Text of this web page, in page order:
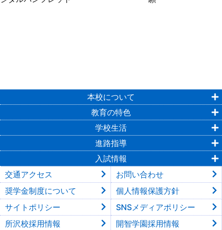
本校について
教育の特色
学校生活
進路指導
入試情報
交通アクセス
お問い合わせ
奨学金制度について
個人情報保護方針
サイトポリシー
SNSメディアポリシー
所沢校採用情報
開智学園採用情報